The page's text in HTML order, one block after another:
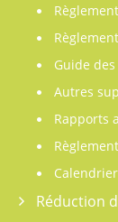
Guide
Autres
Rapports
Réduction